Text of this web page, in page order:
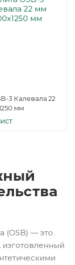
3 Калевала 22
мм
(OSB) — это